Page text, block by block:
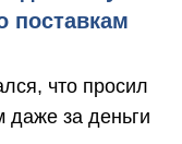
поставкам
что просил
даже за деньги